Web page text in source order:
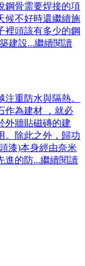
鋼骨需要焊接的項
候不好時還繼續施
裡頭該有多少的鋼
建設...繼續閱讀
重防水與隔熱。
作為建材 ，就必
外牆貼磁磚的建
。除此之外，歸功
漆)本身經由奈米
進的防...繼續閱讀